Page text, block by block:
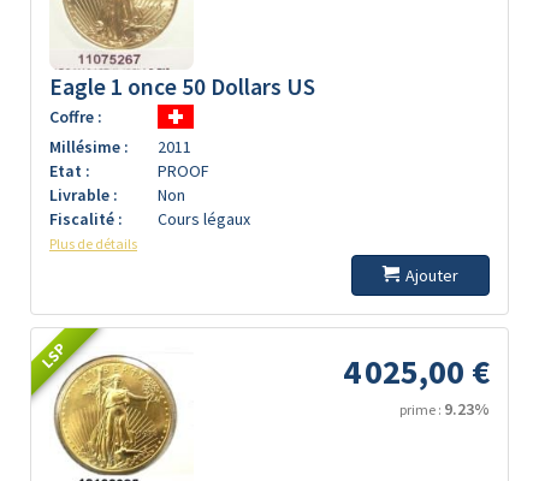
Eagle 1 once 50 Dollars US
Coffre :
Millésime :
2011
Etat :
PROOF
Livrable :
Non
Fiscalité :
Cours légaux
Plus de détails
Ajouter
LSP 4 025,00 €
prime : 9.23%